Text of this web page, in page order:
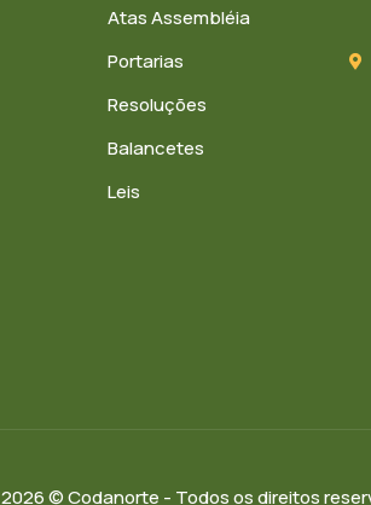
Atas Assembléia
Portarias
Resoluções
Balancetes
Leis
2026 © Codanorte - Todos os direitos